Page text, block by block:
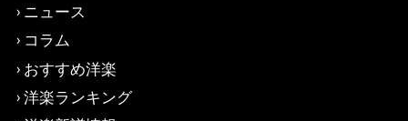
ニュース
コラム
おすすめ洋楽
洋楽ランキング